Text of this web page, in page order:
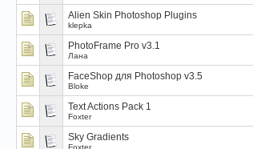
Alien Skin Photoshop Plugins
klepka
PhotoFrame Pro v3.1
Лана
FaceShop для Photoshop v3.5
Bloke
Text Actions Pack 1
Foxter
Sky Gradients
Foxter